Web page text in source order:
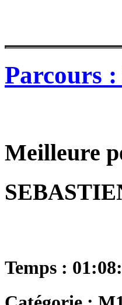
Parcours
Meilleure
Temps :